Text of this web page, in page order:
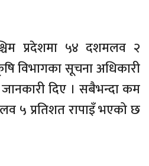
प्रदेशमा ५४ दशमलव २
विभागका सूचना अधिकारी
दिए । सबैभन्दा कम
५ प्रतिशत रापाइँ भएको छ